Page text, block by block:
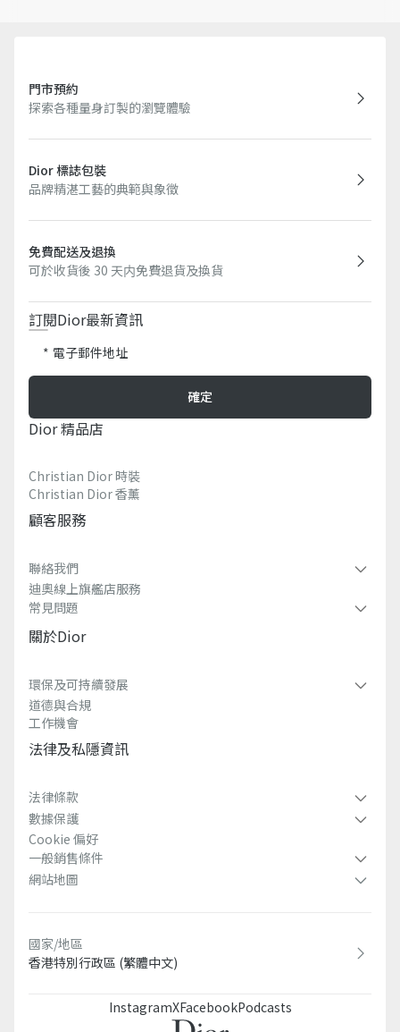
門市預約
探索各種量身訂製的瀏覽體驗
Dior 標誌包裝
品牌精湛工藝的典範與象徵
免費配送及退換
可於收貨後 30 天内免費退貨及換貨
訂閱Dior最新資訊​
電子郵件地址
確定
Dior 精品店
Christian Dior 時裝
Christian Dior 香薰​
顧客服務
聯絡我們
迪奧線上旗艦店服務
常見問題​
關於dior
環保及可持續發展​
道德與合規
工作機會
法律及私隱資訊​
法律條款
數據保護
Cookie 偏好
一般銷售條件
網站地圖
國家/地區
香港特別行政區 (繁體中文)
InstagramXFacebookPodcasts